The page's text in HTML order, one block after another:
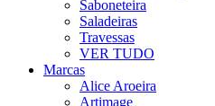
Saboneteira
Saladeiras
Travessas
VER TUDO
Marcas
Alice Aroeira
Artimage